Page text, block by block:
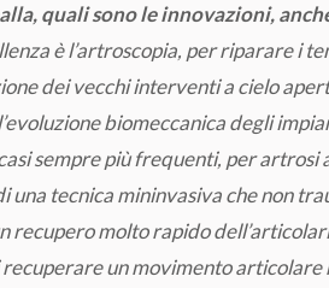
quali sono le innovazioni,
è l’artroscopia, per riparare i
dei vecchi interventi a cielo
biomeccanica degli
sempre più frequenti, per
una tecnica mininvasiva che non
recupero molto rapido
un movimento